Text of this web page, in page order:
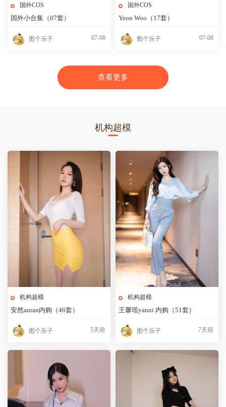
国外COS
国外小合集（07套）
图个乐子 07-08
国外COS
Yeon Woo（17套）
图个乐子 07-08
查看更多
机构超模
机构超模
安然anran内购（46套）
图个乐子 5天前
机构超模
王馨瑶yanni 内购（51套）
图个乐子 7天前